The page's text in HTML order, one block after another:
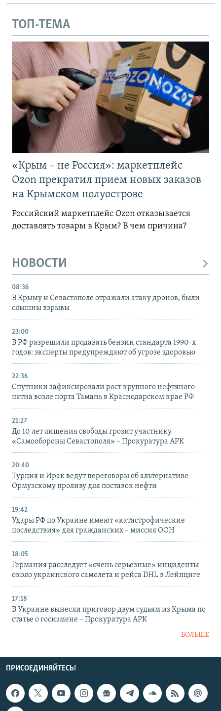
ТОП-ТЕМА
«Крым – не Россия»: маркетплейс
Ozon прекратил прием новых заказов
на Крымском полуострове
Российский маркетплейс Ozon отказывается
доставлять товары в Крым? В чем причина?
НОВОСТИ
08:36
В Крыму и Севастополе отражали атаку дронов, были
слышны взрывы
23:00
В РФ разрешили продавать бензин стандарта 1990-х
годов: эксперты предупреждают об угрозе здоровью
22:36
Спутники зафиксировали рост крупного нефтяного
пятна возле порта Тамань в Краснодарском крае РФ
21:27
До 10 лет лишения свободы грозит участнику
«Самообороны Севастополя» – Прокуратура АРК
20:40
Турция и Ирак ведут переговоры об альтернативе
Ормузскому проливу для поставок нефти
19:42
Удары РФ по Украине имеют «катастрофические
последствия» для гражданских – миссия ООН
18:05
Германия расследует «очень серьезные» инциденты
около украинского самолета и рейса DHL в Лейпциге
17:18
В Украине вынесли приговор двум судьям из Крыма по
статье о госизмене – Прокуратура АРК
БОЛЬШЕ
ПРИСОЕДИНЯЙТЕСЬ!